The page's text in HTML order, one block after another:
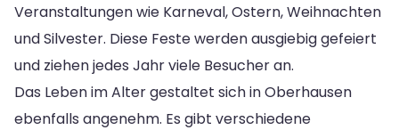
Veranstaltungen wie Karneval, Ostern, Weihnachten
und Silvester. Diese Feste werden ausgiebig gefeiert
und ziehen jedes Jahr viele Besucher an.
Das Leben im Alter gestaltet sich in Oberhausen
ebenfalls angenehm. Es gibt verschiedene